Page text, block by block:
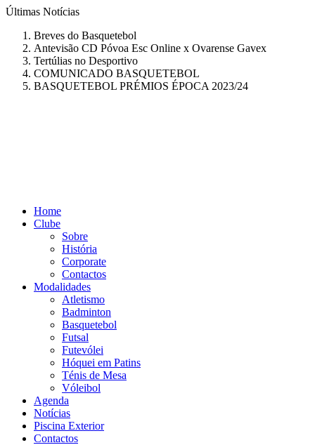
Últimas Notícias
Breves do Basquetebol
Antevisão CD Póvoa Esc Online x Ovarense Gavex
Tertúlias no Desportivo
COMUNICADO BASQUETEBOL
BASQUETEBOL PRÉMIOS ÉPOCA 2023/24
Home
Clube
Sobre
História
Corporate
Contactos
Modalidades
Atletismo
Badminton
Basquetebol
Futsal
Futevólei
Hóquei em Patins
Ténis de Mesa
Vóleibol
Agenda
Notícias
Piscina Exterior
Contactos